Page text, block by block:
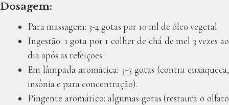
Dosagem:
Para massagem: 3-4 gotas por 10 ml de óleo vegetal.
Ingestão: 1 gota por 1 colher de chá de mel 3 vezes ao
dia após as refeições.
Em lâmpada aromática: 3-5 gotas (contra enxaqueca,
insônia e para concentração).
Pingente aromático: algumas gotas (restaura o olfato